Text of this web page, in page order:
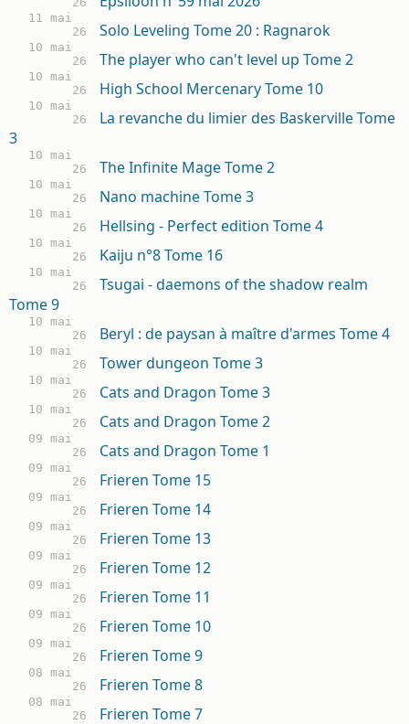
11 mai
26
Solo Leveling Tome 20 : Ragnarok
10 mai
26
The player who can't level up Tome 2
10 mai
26
High School Mercenary Tome 10
10 mai
26
La revanche du limier des Baskerville Tome
3
10 mai
26
The Infinite Mage Tome 2
10 mai
26
Nano machine Tome 3
10 mai
26
Hellsing - Perfect edition Tome 4
10 mai
26
Kaiju n°8 Tome 16
10 mai
26
Tsugai - daemons of the shadow realm
Tome 9
10 mai
26
Beryl : de paysan à maître d'armes Tome 4
10 mai
26
Tower dungeon Tome 3
10 mai
26
Cats and Dragon Tome 3
10 mai
26
Cats and Dragon Tome 2
09 mai
26
Cats and Dragon Tome 1
09 mai
26
Frieren Tome 15
09 mai
26
Frieren Tome 14
09 mai
26
Frieren Tome 13
09 mai
26
Frieren Tome 12
09 mai
26
Frieren Tome 11
09 mai
26
Frieren Tome 10
09 mai
26
Frieren Tome 9
08 mai
26
Frieren Tome 8
08 mai
26
Frieren Tome 7